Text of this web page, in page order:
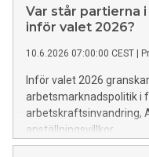
Akademikerförbundet
Var står partierna
inför valet 2026?
10.6.2026 07:00:00 CEST
Inför valet 2026
arbetsmarknadspolitik i
arbetskraftsinvandring,
anställningsvillkor.